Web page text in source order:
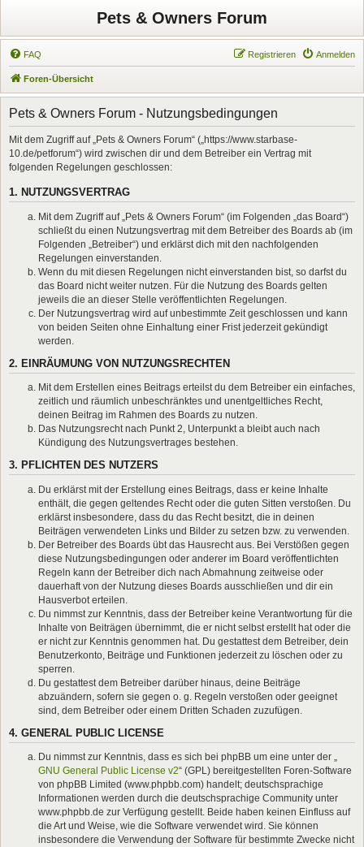
Pets & Owners Forum
FAQ Anmelden
Registrieren
Foren-Übersicht
Pets & Owners Forum - Nutzungsbedingungen
Mit dem Zugriff auf „Pets & Owners Forum“ („https://www.starbase-
10.de/petforum“) wird zwischen dir und dem Betreiber ein Vertrag mit
folgenden Regelungen geschlossen:
1. NUTZUNGSVERTRAG
Mit dem Zugriff auf „Pets & Owners Forum“ (im Folgenden „das Board“)
schließt du einen Nutzungsvertrag mit dem Betreiber des Boards ab (im
Folgenden „Betreiber“) und erklärst dich mit den nachfolgenden
Regelungen einverstanden.
Wenn du mit diesen Regelungen nicht einverstanden bist, so darfst du
das Board nicht weiter nutzen. Für die Nutzung des Boards gelten
jeweils die an dieser Stelle veröffentlichten Regelungen.
Der Nutzungsvertrag wird auf unbestimmte Zeit geschlossen und kann
von beiden Seiten ohne Einhaltung einer Frist jederzeit gekündigt
werden.
2. EINRÄUMUNG VON NUTZUNGSRECHTEN
Mit dem Erstellen eines Beitrags erteilst du dem Betreiber ein einfaches,
zeitlich und räumlich unbeschränktes und unentgeltliches Recht,
deinen Beitrag im Rahmen des Boards zu nutzen.
Das Nutzungsrecht nach Punkt 2, Unterpunkt a bleibt auch nach
Kündigung des Nutzungsvertrages bestehen.
3. PFLICHTEN DES NUTZERS
Du erklärst mit der Erstellung eines Beitrags, dass er keine Inhalte
enthält, die gegen geltendes Recht oder die guten Sitten verstoßen. Du
erklärst insbesondere, dass du das Recht besitzt, die in deinen
Beiträgen verwendeten Links und Bilder zu setzen bzw. zu verwenden.
Der Betreiber des Boards übt das Hausrecht aus. Bei Verstößen gegen
diese Nutzungsbedingungen oder anderer im Board veröffentlichten
Regeln kann der Betreiber dich nach Abmahnung zeitweise oder
dauerhaft von der Nutzung dieses Boards ausschließen und dir ein
Hausverbot erteilen.
Du nimmst zur Kenntnis, dass der Betreiber keine Verantwortung für die
Inhalte von Beiträgen übernimmt, die er nicht selbst erstellt hat oder die
er nicht zur Kenntnis genommen hat. Du gestattest dem Betreiber, dein
Benutzerkonto, Beiträge und Funktionen jederzeit zu löschen oder zu
sperren.
Du gestattest dem Betreiber darüber hinaus, deine Beiträge
abzuändern, sofern sie gegen o. g. Regeln verstoßen oder geeignet
sind, dem Betreiber oder einem Dritten Schaden zuzufügen.
4. GENERAL PUBLIC LICENSE
Du nimmst zur Kenntnis, dass es sich bei phpBB um eine unter der „
GNU General Public License v2“ (GPL) bereitgestellten Foren-Software
von phpBB Limited (www.phpbb.com) handelt; deutschsprachige
Informationen werden durch die deutschsprachige Community unter
www.phpbb.de zur Verfügung gestellt. Beide haben keinen Einfluss auf
die Art und Weise, wie die Software verwendet wird. Sie können
insbesondere die Verwendung der Software für bestimmte Zwecke nicht